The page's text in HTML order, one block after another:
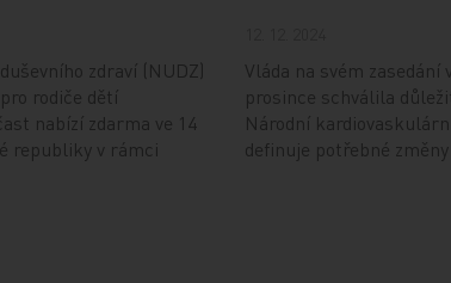
zdraví (NUDZ)
rodiče dětí
nabízí zdarma ve 14
republiky v rámci
Vláda na svém zasedání
prosince schválila
Národní
definuje potřebné změny